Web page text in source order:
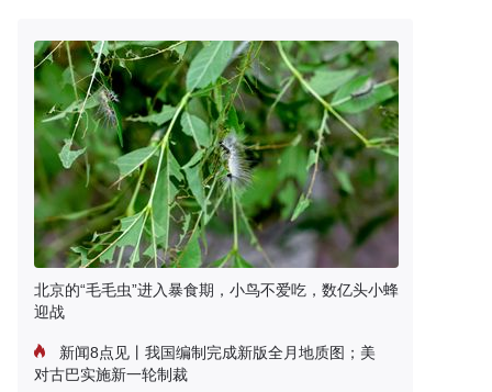
北京的“毛毛虫”进入暴食期，小鸟不爱吃，数亿头小蜂
迎战
新闻8点见丨我国编制完成新版全月地质图；美
对古巴实施新一轮制裁